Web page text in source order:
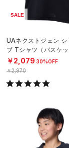
SALE
UAネクストジェン シ
ブ Tシャツ（バスケッ
YS）
￥2,079 30%OFF
￥2,970